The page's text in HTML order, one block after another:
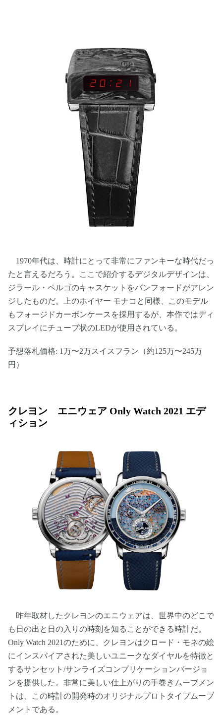
1970年代は、時計にとって非常にファンキーな時代だっ
たと言えるだろう。ここで紹介するデジタルデザインは、
ジラール・ペルゴのキャスケットをバンフォードがアレン
ジしたものだ。上のホイヤー モナコと同様、このモデル
もフォージドカーボンケースを採用するが、本作ではディ
スプレイにチューブ状のLEDが使用されている。
予想落札価格: 1万〜2万スイスフラン（約125万〜245万
円）
クレヨン エニウェア Only Watch 2021 エデ
ィション
昨年取材したクレヨンのエニウェアは、世界中のどこで
も日の出と日の入りの時刻を知ることができる時計だ。
Only Watch 2021のために、クレヨンはクロード・モネの絵
にインスパイアされた美しいユニークなダイヤルを特徴と
するサンセット/サンライズコンプリケーションバージョ
ンを提供した。非常に美しい仕上がりの手巻きムーブメン
トは、この時計の開発時のオリジナルプロトタイプムーブ
メントである。